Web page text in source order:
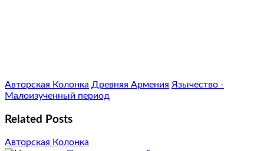
Авторская Колонка Древняя Армения Язычество -
Малоизученный период
Related Posts
Авторская Колонка